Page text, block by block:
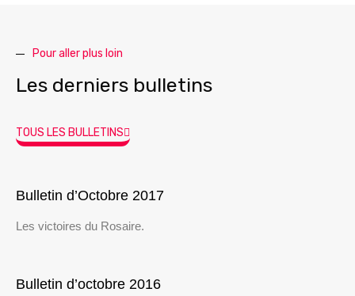
Pour aller plus loin
Les derniers bulletins
TOUS LES BULLETINS
Bulletin d’Octobre 2017
Les victoires du Rosaire.
Bulletin d’octobre 2016